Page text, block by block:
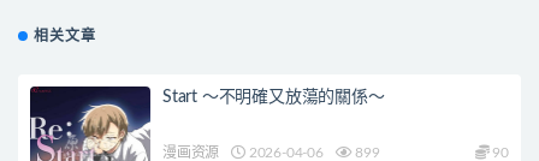
相关文章
Start ～不明確又放蕩的關係～
漫画资源 2026-04-06 899 90